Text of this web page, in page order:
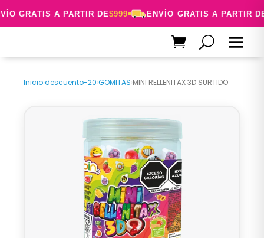
GRATIS A PARTIR DE$999 ENVÍO GRATIS A PARTIR DE
Iniciodescuento-20 GOMITAS MINI RELLENITAX 3D SURTIDO